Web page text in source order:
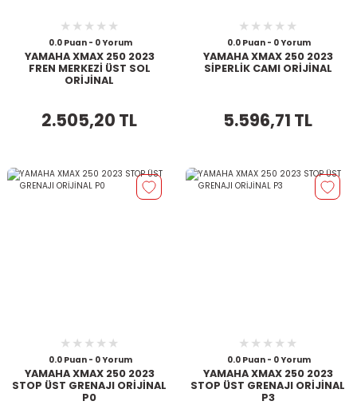
0.0 Puan - 0 Yorum
YAMAHA XMAX 250 2023
FREN MERKEZİ ÜST SOL
ORİJİNAL
2.505,20 TL
0.0 Puan - 0 Yorum
YAMAHA XMAX 250 2023
SİPERLİK CAMI ORİJİNAL
5.596,71 TL
0.0 Puan - 0 Yorum
YAMAHA XMAX 250 2023
STOP ÜST GRENAJI ORİJİNAL
P0
0.0 Puan - 0 Yorum
YAMAHA XMAX 250 2023
STOP ÜST GRENAJI ORİJİNAL
P3